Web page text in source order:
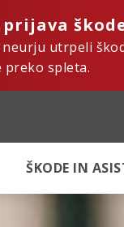
neurju utrpeli
preko spleta.
ŠKODE IN